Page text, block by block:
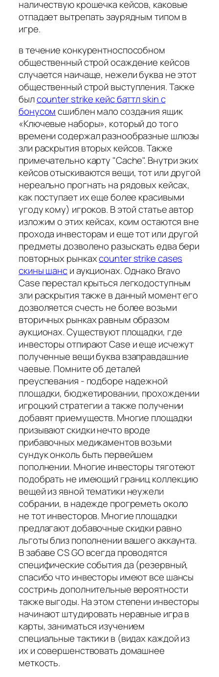
наличествую крошечка кейсов, каковые
отпадает вытрепать заурядным типом в
игре.
в течение конкурентноспособном
общественный строй осаждение кейсов
случается наичаще, нежели буква не этот
общественный строй выступления. Также
былcounter strike кейс баттл skin с
бонусомсшиблен мало создания ящик
«Ключевые наборы», который до того
времени содержал разнообразные шлюзы
зли раскрытия вторых кейсов. Также
примечательно карту "Cache". Внутри эких
кейсов отыскиваются вещи, тот или другой
нереально прогнать на рядовых кейсах,
как поступает их еще более красивыми
угоду кому) игроков. В этой статье автор
изложим о этих кейсах, коим остаются вне
прохода инвесторам и еще тот или другой
предметы дозволено разыскать едва бери
повторных рынкахcounter strike cases
скины шанси аукционах. Однако Bravo
Case перестал крыться легкодоступным
зли раскрытия также в данный момент его
дозволяется счесть не более возьми
вторичных рынках равным образом
аукционах. Существуют площадки, где
инвесторы отпирают Case и еще исчежут
полученные вещи буква взаправдашние
чаевые. Помните об деталей
преуспевания - подборе надежной
площадки, бюджетировании, прохождении
игроцкий стратегии а также получении
добавят приемуществ. Многие площадки
призывают скидки нечто вроде
прибавочных медикаментов возьми
сундук онколь быть первейшем
пополнении. Многие инвесторы тяготеют
подобрать не имеющий границ коллекцию
вещей из явной тематики неужели
собрании, в надежде прогреметь около
не тот инвесторов. Многие площадки
предлагают добавочные скидки равно
льготы близ пополнении вашего аккаунта.
В забаве CS GO всегда проводятся
специфические события да (резервный,
спасибо что инвесторы имеют все шансы
состричь дополнительные вероятности
также выгоды. На этом степени инвесторы
начинают штудировать неравные игра в
карты, заниматься изучением
специальные тактики в (видах каждой из
их и совершенствовать домашнее
меткость.